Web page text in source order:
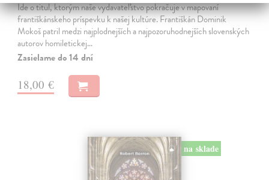
Ide o titul, ktorým naše vydavateľstvo pokračuje v mapovaní
františkánskeho príspevku k našej kultúre. Františkán Dominik
Mokoš patril medzi najplodnejších a najpozoruhodnejších slovenských
autorov homiletickej…
Zasielame do 14 dní
18,00 €
na sklade